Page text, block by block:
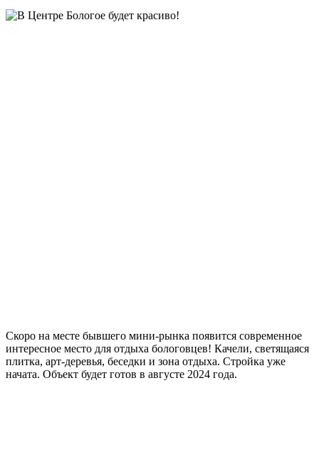
Скоро на месте бывшего мини-рынка появится современное
интересное место для отдыха бологовцев! Качели, светящаяся
плитка, арт-деревья, беседки и зона отдыха. Стройка уже
начата. Объект будет готов в августе 2024 года.